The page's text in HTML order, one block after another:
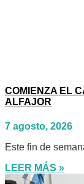
COMIENZA EL
ALFAJOR
7 agosto, 2026
Este fin de
LEER MÁS »